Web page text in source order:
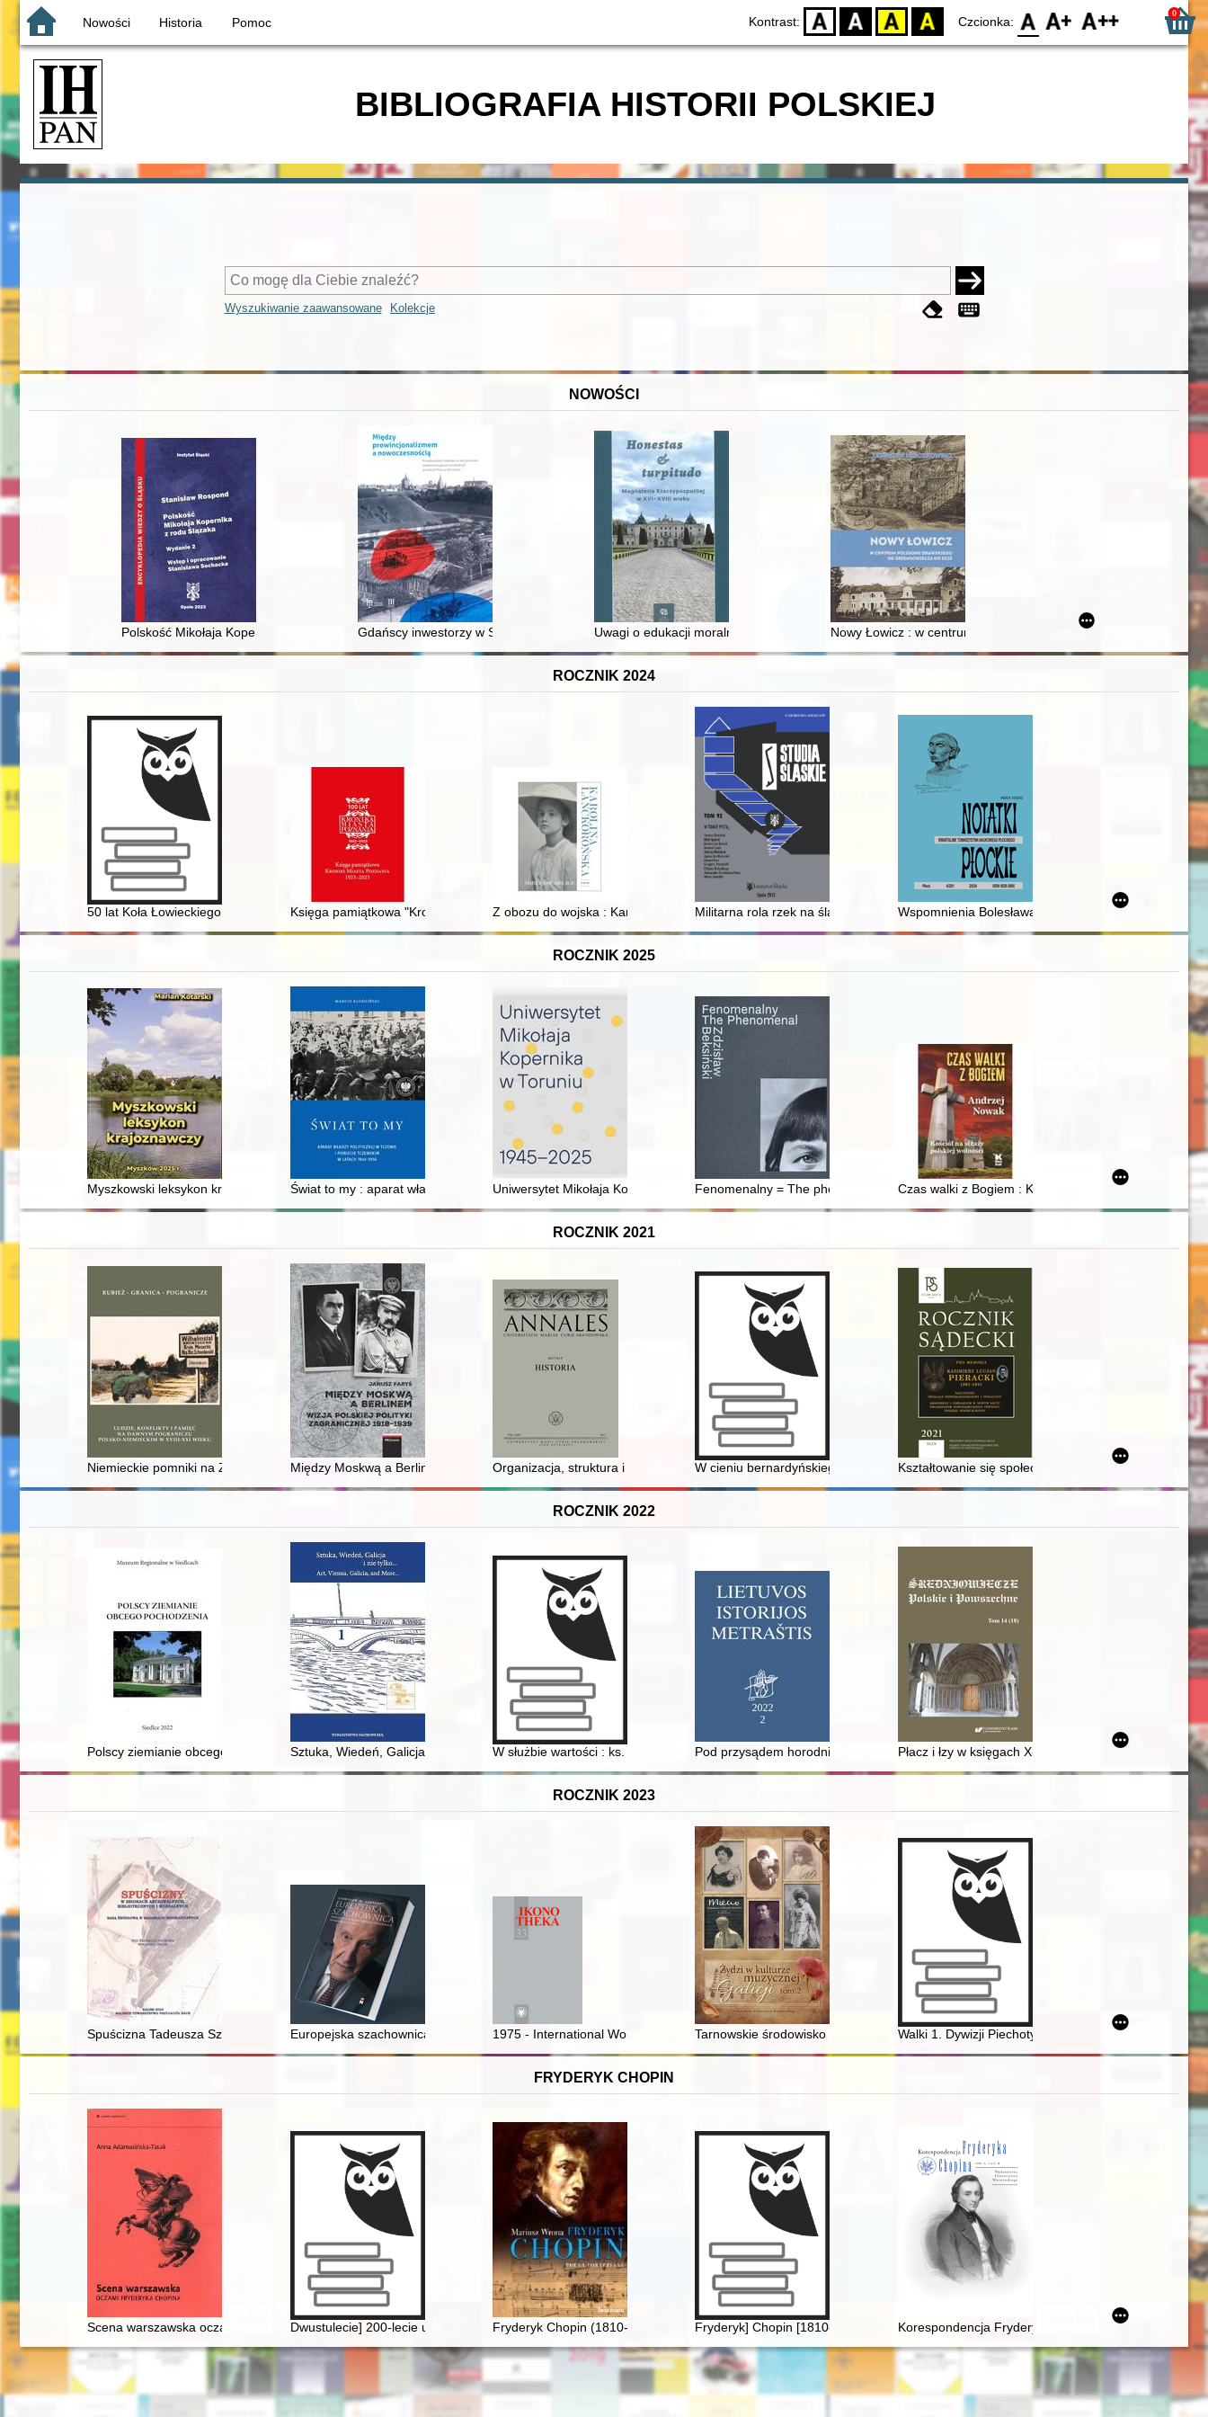
Nowości Historia Pomoc Kontrast: D BW YB BY Czcionka: F0 F1 F2 0
BIBLIOGRAFIA HISTORII POLSKIEJ
Wyszukiwanie zaawansowane Kolekcje
NOWOŚCI
Polskość Mikołaja Kopernika z rodu ŚlązakaGdańscy inwestorzy w Sopocie : prestiż finansowy i towarzyski lokalnego mieszczaństwa w 2. poł. XIX w
Uwagi o edukacji moralnej synów szlacheckich w XVI-wiecznej Rzeczypospolitej
Nowy Łowicz : w centrum poligonu drawskiego od średniowiecza
ROCZNIK 2024
50 lat Koła Łowieckiego Hubert Świebodzin : historia Koła i... nie tylko : praca zbiorowa
Księga pamiątkowa "Kroniki Miasta Poznania" 1923-2023 : 100 lat "Kronika Miasta Poznania" 1923-2023
Z obozu do wojska : Karolina Lanckorońska a ośrodki akademickie 2. Korpusu Polskiego we Włoszech
Militarna rola rzek na śląskim obszarze działań wojennych : zarys historyczny
Wspomnienia Bolesława Jędrzejewskiego z okresu
ROCZNIK 2025
Myszkowski leksykon krajoznawczy Świat to my : aparat władzy politycznej w Tczewie i powiecie tczewskim w latach 1945-1956
Uniwersytet Mikołaja Kopernika w Toruniu : 1945-2025Fenomenalny = The phenomenal Zdzisław BeksińskiCzas walki z Bogiem : Kościół na straży polskiej
ROCZNIK 2021
Niemieckie pomniki na Ziemi MiędzyrzeckiejMiędzy Moskwą a Berlinem : dylematy polskiej polityki zagranicznej w dwudziestoleciu międzywojennym : kilka refleksji historyka dyplomacji
Organizacja, struktura i obsada sowieckich komendantur wojskowych (wojennych) na terytorium Polski w latach 1944-
W cieniu bernardyńskiego klasztoru : Żydzi w Leżajsku: dzieje w okresie staropolskim,
Kształtowanie się społeczności kolejarskiej Nowego
ROCZNIK 2022
Polscy ziemianie obcego pochodzeniaSztuka, Wiedeń, Galicja i nie tylko... = Art, Vienna, Galicia and more... T. 1,
W służbie wartości : ks. prof. Jan Szymczyk (1963-2020)Pod przysądem horodnictwa wileńskiego - recenzja]Płacz i łzy w księgach X-XII "Roczników" Jana
ROCZNIK 2023
Spuścizna Tadeusza Szeligowskiego (1896-1963) : charakterystyka kolekcji jako źródła badań nad sylwetką twórczą kompozytora
Europejska szachownica : marzenie o chrześcijańskiej demokracji1975 - International Women's Year and the exhibitions organised on this occasion in Warsaw : a case study on state
Tarnowskie środowisko muzyków żydowskich pod koniec XIX i na początku XX wieku
Walki 1. Dywizji Piechoty im. Tadeusza Kościuszki o
FRYDERYK CHOPIN
Scena warszawska oczami Fryderyka ChopinaDwustulecie] 200-lecie urodzin Fryderyka ChopinaFryderyk Chopin (1810-1849). Poeta fortepianuFryderyk] Chopin [1810-1849] Korespondencja Fryderyka Chopina. T. 3 cz. 4